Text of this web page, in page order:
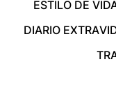
ESTILO DE
DIARIO EXTRA